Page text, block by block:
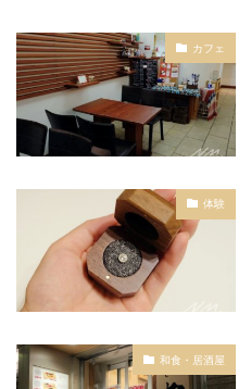
カフェ
体験
和食・居酒屋